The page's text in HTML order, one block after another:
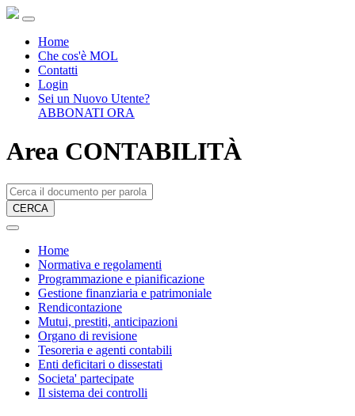
Home
Che cos'è MOL
Contatti
Login
Sei un Nuovo Utente?
ABBONATI ORA
Area CONTABILITÀ
CERCA
Home
Normativa e regolamenti
Programmazione e pianificazione
Gestione finanziaria e patrimoniale
Rendicontazione
Mutui, prestiti, anticipazioni
Organo di revisione
Tesoreria e agenti contabili
Enti deficitari o dissestati
Societa' partecipate
Il sistema dei controlli